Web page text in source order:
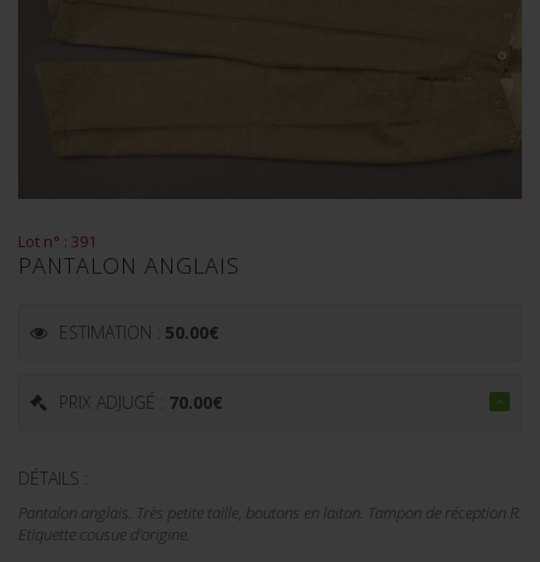
Lot n° : 391
PANTALON ANGLAIS
ESTIMATION : 50.00€
PRIX ADJUGÉ : 70.00€
DÉTAILS :
Pantalon anglais. Très petite taille, boutons en laiton. Tampon de réception R.
Etiquette cousue d'origine.